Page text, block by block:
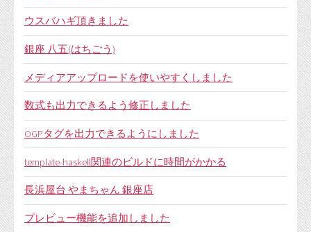
ウスバハギ頂きました
銀座 八五(はちごう)
メディアアップロードを使いやすくしました
数式も出力できるよう修正しました
OGPタグを出力できるようにしました
template-haskell関連のビルドに時間がかかる
長浜屋台 やまちゃん 銀座店
プレビュー機能を追加しました